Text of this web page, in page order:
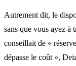
Autrement dit, le
sans que vous ayez à
conseillait de «
dépasse le coût »,